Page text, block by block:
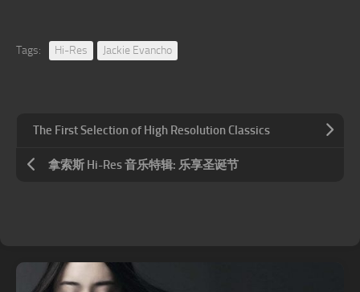
Tags: Hi-Res Jackie Evancho
The First Selection of High Resolution Classics
拿索斯 Hi-Res 音乐特辑: 乐享圣诞节